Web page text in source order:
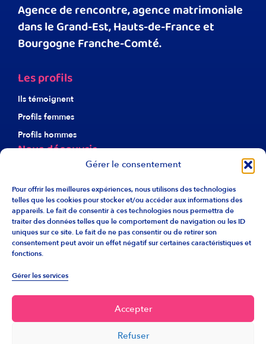
Gérer le consentement
Pour offrir les meilleures expériences, nous utilisons des technologies
telles que les cookies pour stocker et/ou accéder aux informations des
appareils. Le fait de consentir à ces technologies nous permettra de
traiter des données telles que le comportement de navigation ou les ID
uniques sur ce site. Le fait de ne pas consentir ou de retirer son
consentement peut avoir un effet négatif sur certaines caractéristiques et
fonctions.
Gérer les services
Accepter
Refuser
Agence de rencontre, agence matrimoniale
dans le Grand-Est, Hauts-de-France et
Bourgogne Franche-Comté.
Les profils
Ils témoignent
Profils femmes
Profils hommes
Nous découvrir
À propos d’Harmonie
Notre éthique
Nos agences
Recrutement
Liens utiles
Info franchise
Retrouvez Harmonie sur les réseaux.